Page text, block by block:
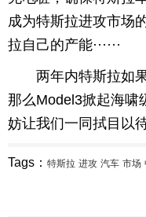
成为特斯拉进攻市场
拉自己的产能······
两年内特斯拉如
那么Model3掀起海啸
妨让我们一同拭目以待
Tags： 特斯拉 进攻 汽车 市场